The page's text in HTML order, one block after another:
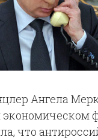
Ангела
экономическом
что